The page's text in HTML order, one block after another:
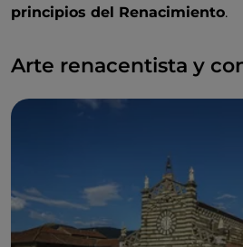
principios del Renacimiento.
Arte renacentista y